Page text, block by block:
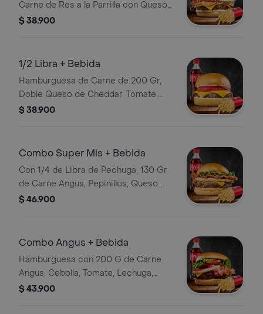
Carne de Res a la Parrilla con Queso
Mozzarella, Huevo Frito, Tocineta y
$ 38.900
1/2 Libra + Bebida
Hamburguesa de Carne de 200 Gr,
Doble Queso de Cheddar, Tomate,
Cebolla, Papas y Bebida
$ 38.900
Combo Super Mis + Bebida
Con 1/4 de Libra de Pechuga, 130 Gr
de Carne Angus, Pepinillos, Queso
Cheddar, Tocinera, Lechuga. con
$ 46.900
Combo Angus + Bebida
Hamburguesa con 200 G de Carne
Angus, Cebolla, Tomate, Lechuga,
Queso Cheddar, Tocineta, Salsas,
$ 43.900